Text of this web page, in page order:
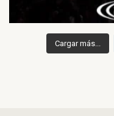
Cargar más...